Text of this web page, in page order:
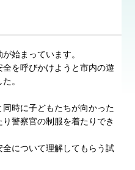
始まっています。
を呼びかけようと市内の遊
。
時に子どもたちが向かった
警察官の制服を着たりでき
について理解してもらう試